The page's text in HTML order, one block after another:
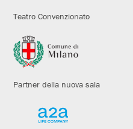
Teatro Convenzionato
Partner della nuova sala